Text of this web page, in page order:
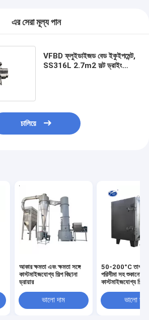
এর সেরা মূল্য পান
VFBD ফ্লুইডাইজড বেড ইকুইপমেন্ট,
SS316L 2.7m2 সল্ট ড্রাইং
চালিয়ে
আকার ক্ষমতা এবং ক্ষমতা সঙ্গে
কাস্টমাইজযোগ্য শিল্প বিছানা
ড্রায়ার
ভালো দাম
50-200°C
পরিসীমা সহ শুকানোর
কাস্টমাইজযোগ্য শিল্প
ভালো দাম